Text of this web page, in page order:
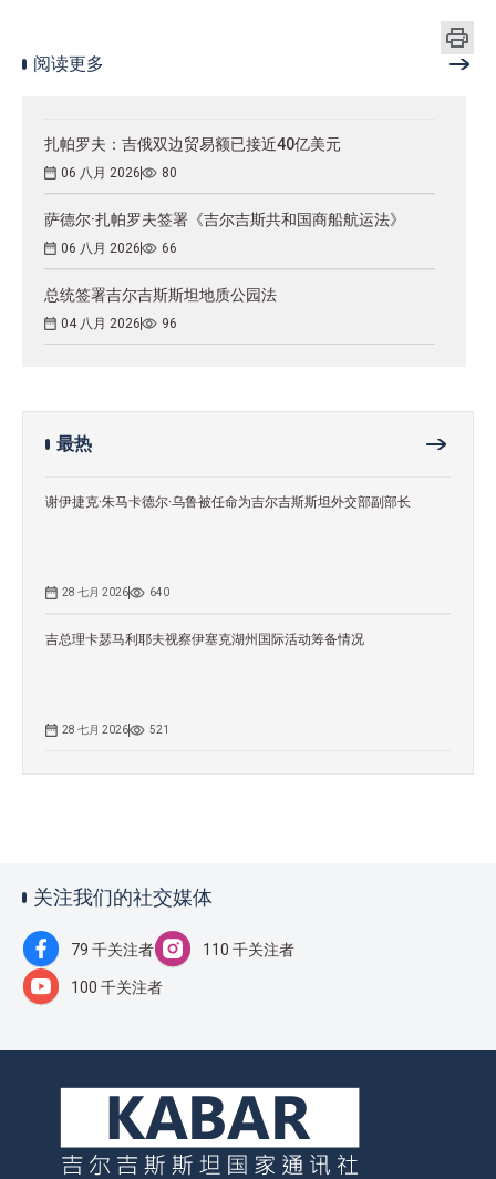
阅读更多
扎帕罗夫：吉俄双边贸易额已接近40亿美元
06 八月 2026 80
萨德尔·扎帕罗夫签署《吉尔吉斯共和国商船航运法》
06 八月 2026 66
总统签署吉尔吉斯斯坦地质公园法
04 八月 2026 96
最热
谢伊捷克·朱马卡德尔·乌鲁被任命为吉尔吉斯斯坦外交部副部长
28 七月 2026 640
吉总理卡瑟马利耶夫视察伊塞克湖州国际活动筹备情况
28 七月 2026 521
关注我们的社交媒体
79 千关注者 110 千关注者
100 千关注者